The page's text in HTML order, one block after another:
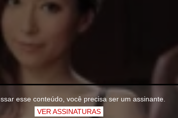
esse conteúdo, você precisa ser um assinante.
VER ASSINATURAS